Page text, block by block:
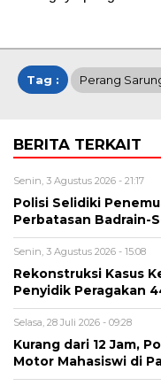
Tag : Perang
BERITA TERKAIT
Senin, 3 Agustus 2026 - 21:17
Polisi Selidiki
Perbatasan Badrain-
Senin, 3 Agustus 2026 - 15:08
Rekonstruksi Kasus
Penyidik Peragakan
Selasa, 28 Juli 2026 - 09:28
Kurang dari 12 Jam,
Motor Mahasiswi di